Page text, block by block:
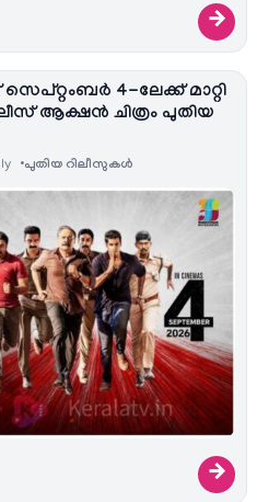
→
4-ലേക്ക് മാറ്റി
ആക്ഷൻ ചിത്രം പുതിയ
പുതിയ റിലീസുകള്‍
→